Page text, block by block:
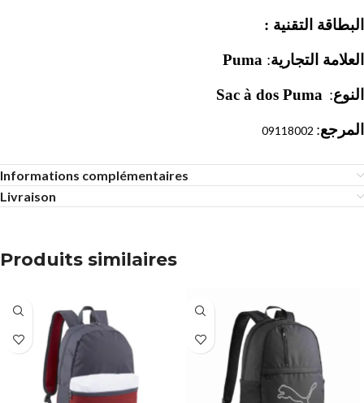
البطاقة التقنية :
العلامة التجارية:
Puma
النوع:
Sac à dos Puma
المرجع:
Informations complémentaires
Livraison
Produits similaires